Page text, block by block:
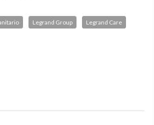
Legrand Group Legrand Care